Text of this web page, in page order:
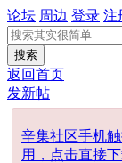
论坛 周边 登录 注
搜索
返回首页
发新帖
辛集社区手机
用，点击直接下